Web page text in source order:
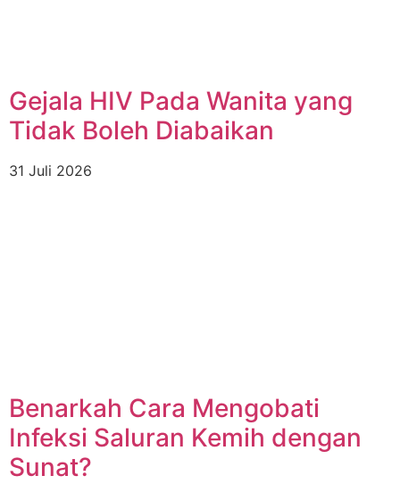
Gejala HIV Pada Wanita yang
Tidak Boleh Diabaikan
31 Juli 2026
Benarkah Cara Mengobati
Infeksi Saluran Kemih dengan
Sunat?